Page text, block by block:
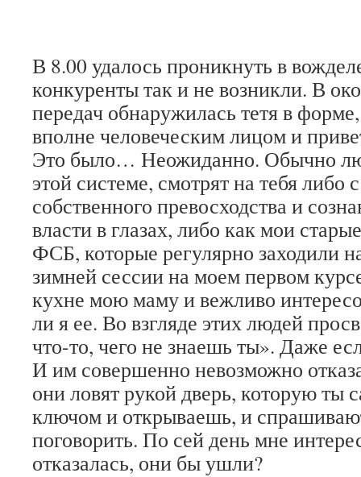
В 8.00 удалось проникнуть в
конкуренты так и не возникли. В
передач обнаружилась тетя в
вполне человеческим лицом и
Это было… Неожиданно. Обычно
этой системе, смотрят на тебя либо
собственного превосходства и
власти в глазах, либо как мои
ФСБ, которые регулярно заходили
зимней сессии на моем первом
кухне мою маму и вежливо
ли я ее. Во взгляде этих людей
что-то, чего не знаешь ты». Даже
И им совершенно невозможно
они ловят рукой дверь, которую ты
ключом и открываешь, и
поговорить. По сей день мне
отказалась, они бы ушли?